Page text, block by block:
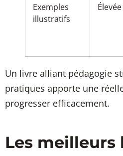
Exemples
illustratifs
Élevée
Un livre alliant pédagogie
pratiques apporte une
progresser efficacement.
Les meilleurs